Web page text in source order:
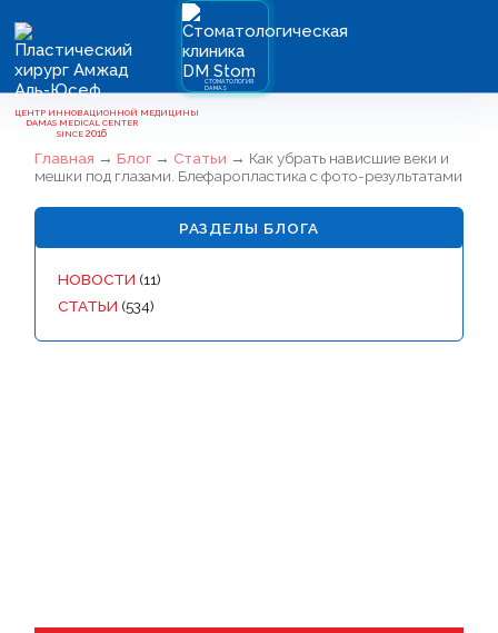
ЦЕНТР ИННОВАЦИОННОЙ МЕДИЦИНЫ
DAMAS MEDICAL CENTER
SINCE 2016
СТОМАТОЛОГИЯ
DAMAS
Главная →Блог →Статьи → Как убрать нависшие веки и
мешки под глазами. Блефаропластика с фото-результатами
РАЗДЕЛЫ БЛОГА
НОВОСТИ (11)
СТАТЬИ (534)